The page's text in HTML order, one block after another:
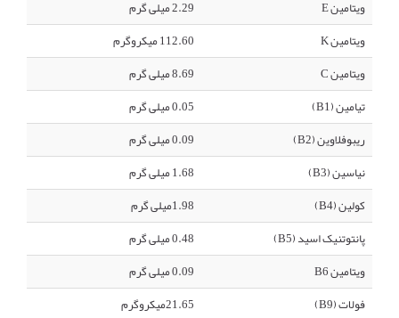
ویتامین E
2.29 میلی گرم
ویتامین K
112.60 میکروگرم
ویتامین C
8.69 میلی گرم
تیامین (B1)
0.05 میلی گرم
ریبوفلاوین (B2)
0.09 میلی گرم
نیاسین (B3)
1.68 میلی گرم
کولین (B4)
1.98میلی گرم
پانتوتنیک اسید (B5)
0.48 میلی گرم
ویتامین B6
0.09 میلی گرم
فولات (B9)
21.65میکروگرم